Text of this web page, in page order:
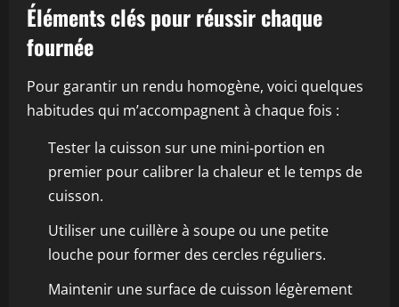
Éléments clés pour réussir chaque
fournée
Pour garantir un rendu homogène, voici quelques
habitudes qui m’accompagnent à chaque fois :
Tester la cuisson sur une mini‑portion en
premier pour calibrer la chaleur et le temps de
cuisson.
Utiliser une cuillère à soupe ou une petite
louche pour former des cercles réguliers.
Maintenir une surface de cuisson légèrement